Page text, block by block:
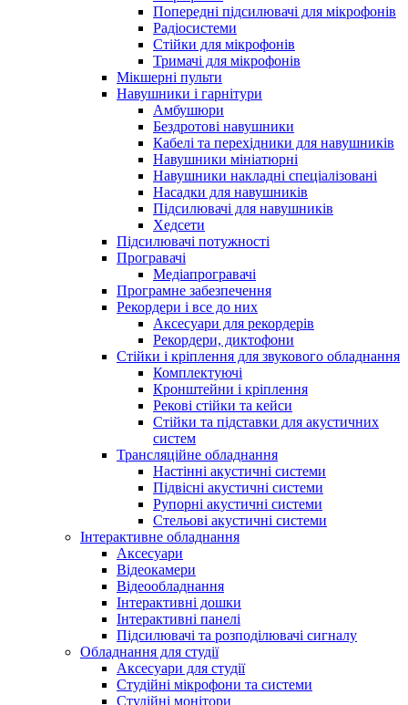
Попередні підсилювачі для мікрофонів
Радіосистеми
Стійки для мікрофонів
Тримачі для мікрофонів
Мікшерні пульти
Навушники і гарнітури
Амбушюри
Бездротові навушники
Кабелі та перехідники для навушників
Навушники мініатюрні
Навушники накладні спеціалізовані
Насадки для навушників
Підсилювачі для навушників
Хедсети
Підсилювачі потужності
Програвачі
Медіапрогравачі
Програмне забезпечення
Рекордери і все до них
Аксесуари для рекордерів
Рекордери, диктофони
Стійки і кріплення для звукового обладнання
Комплектуючі
Кронштейни і кріплення
Рекові стійки та кейси
Стійки та підставки для акустичних
систем
Трансляційне обладнання
Настінні акустичні системи
Підвісні акустичні системи
Рупорні акустичні системи
Стельові акустичні системи
Інтерактивне обладнання
Аксесуари
Відеокамери
Відеообладнання
Інтерактивні дошки
Інтерактивні панелі
Підсилювачі та розподілювачі сигналу
Обладнання для студії
Аксесуари для студії
Студійні мікрофони та системи
Студійні монітори